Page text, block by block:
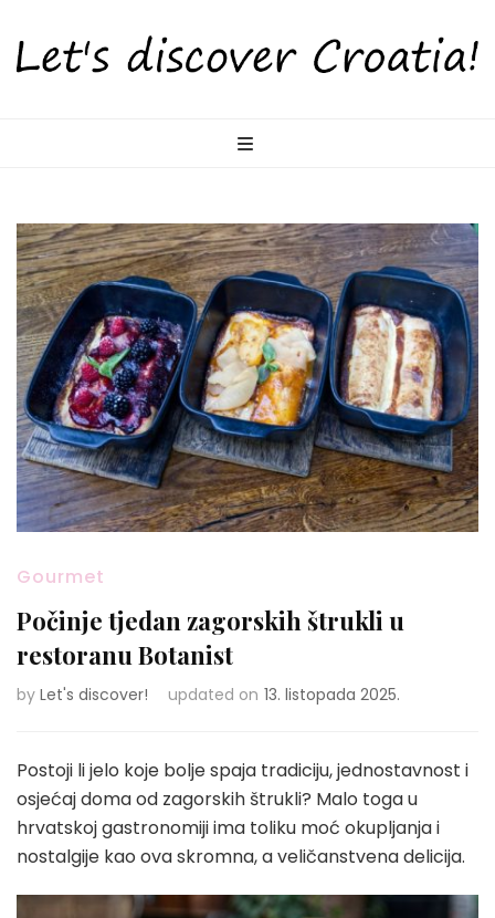
Gourmet
Počinje tjedan zagorskih štrukli u
restoranu Botanist
by Let's discover! updated on 13. listopada 2025.
Postoji li jelo koje bolje spaja tradiciju, jednostavnost i
osjećaj doma od zagorskih štrukli? Malo toga u
hrvatskoj gastronomiji ima toliku moć okupljanja i
nostalgije kao ova skromna, a veličanstvena delicija.